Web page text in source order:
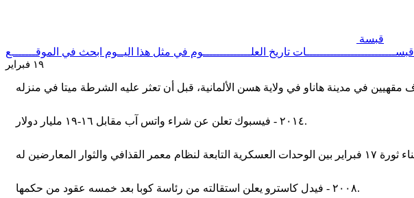
قبسة
قبســــــــــــــــــــــــــات تاريخ العلــــــــــــــوم في مثل هذا اليــوم ابحث في الموقـــــــع
١٩ فبراير
٢٠١٤ - فيسبوك تعلن عن شراء واتس آب مقابل ١٦-١٩ مليار دولار.
٢٠٠٨ - فيدل كاسترو يعلن استقالته من رئاسة كوبا بعد خمسه عقود من حكمها.